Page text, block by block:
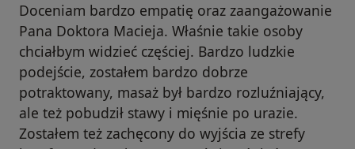
Doceniam bardzo empatię oraz zaangażowanie
Pana Doktora Macieja. Właśnie takie osoby
chciałbym widzieć częściej. Bardzo ludzkie
podejście, zostałem bardzo dobrze
potraktowany, masaż był bardzo rozluźniający,
ale też pobudził stawy i mięśnie po urazie.
Zostałem też zachęcony do wyjścia ze strefy